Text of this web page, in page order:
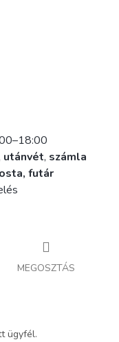
utánvét, számla
futár
MEGOSZTÁS
ügyfél.